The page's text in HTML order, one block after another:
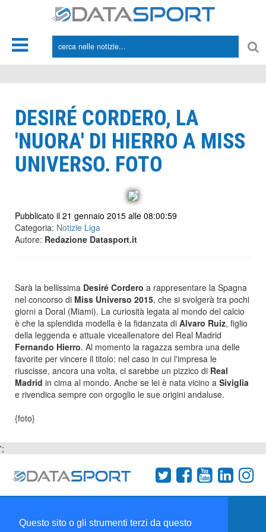
Questo sito o gli strumenti terzi da questo
DESIRÉ CORDERO, LA
'NUORA' DI HIERRO A MISS
UNIVERSO. FOTO
Pubblicato il 21 gennaio 2015 alle 08:00:59
Categoria: Notizie Liga
Autore: Redazione Datasport.it
Sarà la bellissima Desiré Cordero a rappresentare la Spagna
nel concorso di Miss Universo 2015, che si svolgerà tra pochi
giorni a Doral (Miami). La curiosità legata al mondo del calcio
è che la splendida modella è la fidanzata di Alvaro Ruiz, figlio
della leggenda e attuale viceallenatore del Real Madrid
Fernando Hierro. Al momento la ragazza sembra una delle
favorite per vincere il titolo: nel caso in cui l'impresa le
riuscisse, ancora una volta, ci sarebbe un pizzico di Real
Madrid in cima al mondo. Anche se lei è nata vicino a Siviglia
e rivendica sempre con orgoglio le sue origini andaluse.
{foto}
';